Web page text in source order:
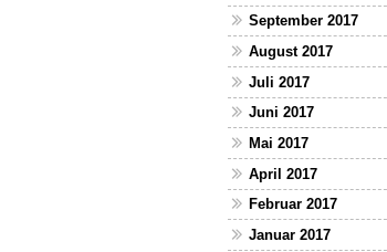
September 2017
August 2017
Juli 2017
Juni 2017
Mai 2017
April 2017
Februar 2017
Januar 2017